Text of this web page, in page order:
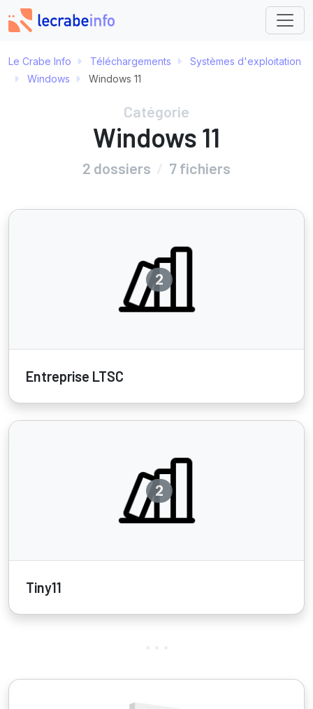
Le Crabe Info Téléchargements
Systèmes d'exploitation
Windows
Windows 11
Catégorie
Windows 11
2 dossiers 7 fichiers
2
Entreprise LTSC
2
Tiny11